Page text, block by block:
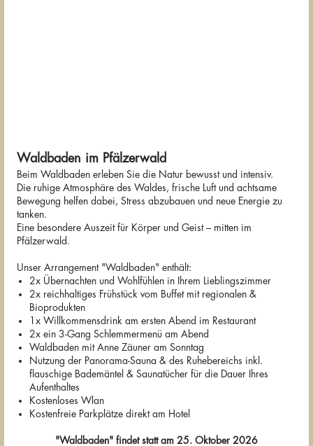
Waldbaden im Pfälzerwald
Beim Waldbaden erleben Sie die Natur bewusst und intensiv.
Die ruhige Atmosphäre des Waldes, frische Luft und achtsame
Bewegung helfen dabei, Stress abzubauen und neue Energie zu
tanken.
Eine besondere Auszeit für Körper und Geist – mitten im
Pfälzerwald.
Unser Arrangement "Waldbaden" enthält:
2x Übernachten und Wohlfühlen in Ihrem Lieblingszimmer
2x reichhaltiges Frühstück vom Buffet mit regionalen &
Bioprodukten
1x Willkommensdrink am ersten Abend im Restaurant
2x ein 3-Gang Schlemmermenü am Abend
Waldbaden mit Anne Zäuner am Sonntag
Nutzung der Panorama-Sauna & des Ruhebereichs inkl.
flauschige Bademäntel & Saunatücher für die Dauer Ihres
Aufenthaltes
Kostenloses Wlan
Kostenfreie Parkplätze direkt am Hotel
"Waldbaden" findet statt am 25. Oktober 2026